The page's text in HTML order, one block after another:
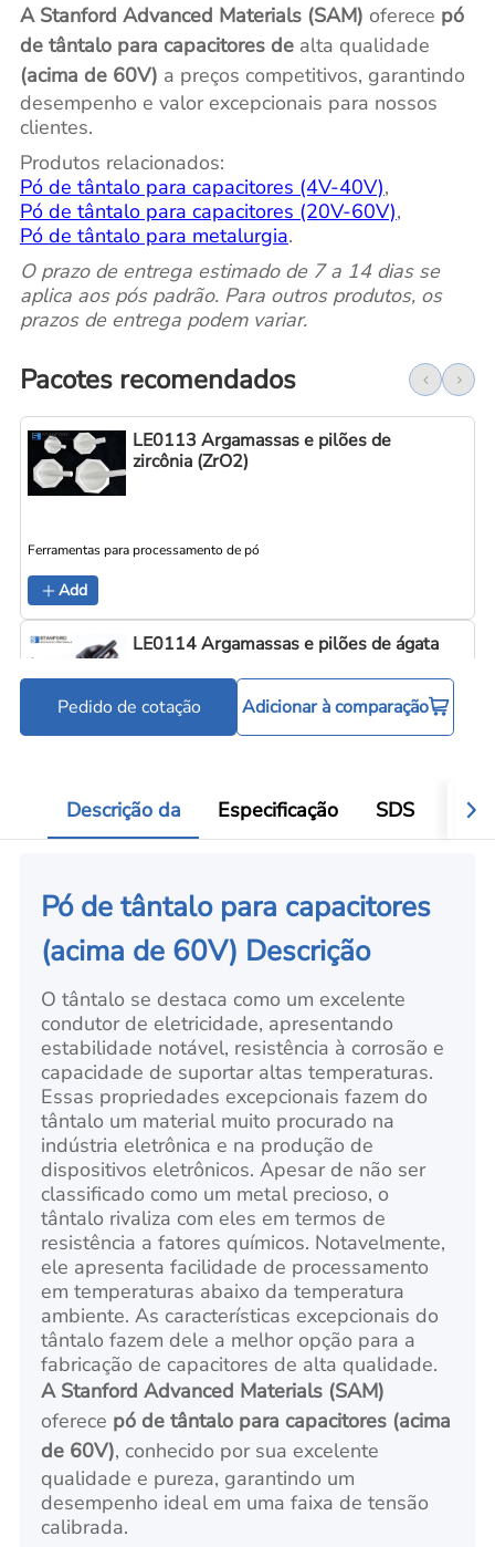
A Stanford Advanced Materials (SAM) oferece pó
de tântalo para capacitores dealta qualidade
(acima de 60V) a preços competitivos, garantindo
desempenho e valor excepcionais para nossos
clientes.
Produtos relacionados:
Pó de tântalo para capacitores (4V-40V),
Pó de tântalo para capacitores (20V-60V),
Pó de tântalo para metalurgia.
O prazo de entrega estimado de 7 a 14 dias se
aplica aos pós padrão. Para outros produtos, os
prazos de entrega podem variar.
Pacotes recomendados
LE0113 Argamassas e pilões de
zircônia (ZrO2)
Ferramentas para processamento de pó
Add
LE0114 Argamassas e pilões de ágata
Pedido de cotação Adicionar à comparação
Descrição da Especificação SDS
Pó de tântalo para capacitores
(acima de 60V) Descrição
O tântalo se destaca como um excelente
condutor de eletricidade, apresentando
estabilidade notável, resistência à corrosão e
capacidade de suportar altas temperaturas.
Essas propriedades excepcionais fazem do
tântalo um material muito procurado na
indústria eletrônica e na produção de
dispositivos eletrônicos. Apesar de não ser
classificado como um metal precioso, o
tântalo rivaliza com eles em termos de
resistência a fatores químicos. Notavelmente,
ele apresenta facilidade de processamento
em temperaturas abaixo da temperatura
ambiente. As características excepcionais do
tântalo fazem dele a melhor opção para a
fabricação de capacitores de alta qualidade.
A Stanford Advanced Materials (SAM)
oferece pó de tântalo para capacitores (acima
de 60V), conhecido por sua excelente
qualidade e pureza, garantindo um
desempenho ideal em uma faixa de tensão
calibrada.